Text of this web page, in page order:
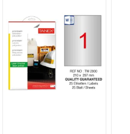
900 TL Üzeri Kargo Ücretsiz